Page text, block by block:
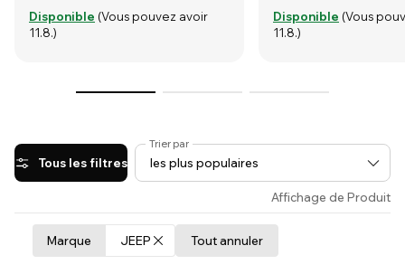
Disponible (Vous pouvez avoir
11.8.)
Disponible (Vous
11.8.)
Tous les filtres
Trier par
Affichage de Produit
Tout annuler
Marque JEEP